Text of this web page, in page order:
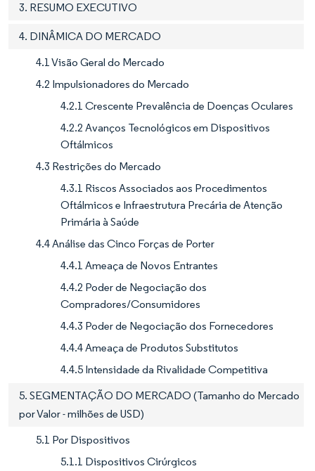
3. RESUMO EXECUTIVO
4. DINÂMICA DO MERCADO
4.1 Visão Geral do Mercado
4.2 Impulsionadores do Mercado
4.2.1 Crescente Prevalência de Doenças Oculares
4.2.2 Avanços Tecnológicos em Dispositivos
Oftálmicos
4.3 Restrições do Mercado
4.3.1 Riscos Associados aos Procedimentos
Oftálmicos e Infraestrutura Precária de Atenção
Primária à Saúde
4.4 Análise das Cinco Forças de Porter
4.4.1 Ameaça de Novos Entrantes
4.4.2 Poder de Negociação dos
Compradores/Consumidores
4.4.3 Poder de Negociação dos Fornecedores
4.4.4 Ameaça de Produtos Substitutos
4.4.5 Intensidade da Rivalidade Competitiva
5. SEGMENTAÇÃO DO MERCADO (Tamanho do Mercado
por Valor - milhões de USD)
5.1 Por Dispositivos
5.1.1 Dispositivos Cirúrgicos